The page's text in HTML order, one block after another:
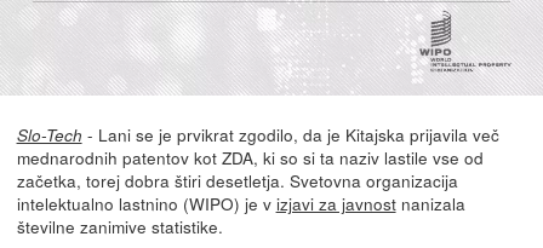
Slo-Tech - Lani se je prvikrat zgodilo, da je Kitajska prijavila več
mednarodnih patentov kot ZDA, ki so si ta naziv lastile vse od
začetka, torej dobra štiri desetletja. Svetovna organizacija
intelektualno lastnino (WIPO) je v izjavi za javnostnanizala
številne zanimive statistike.